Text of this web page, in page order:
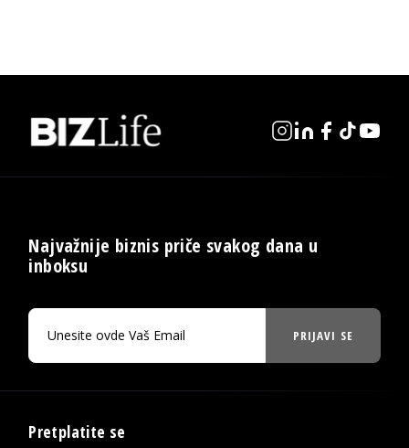
Najvažnije biznis priče svakog dana u
inboksu
PRIJAVI SE
Pretplatite se